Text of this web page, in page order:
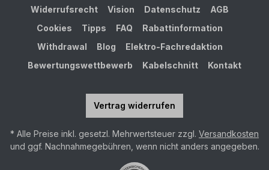
Widerrufsrecht
Vision Datenschutz
AGB
Cookies
Tipps FAQ
Rabattinformation
Withdrawal
Blog
Elektro-Fachredaktion
Bewertungswettbewerb
Kabelschnitt Kontakt
Vertrag widerrufen
* Alle Preise inkl. gesetzl. Mehrwertsteuer zzgl. Versandkosten
und ggf. Nachnahmegebühren, wenn nicht anders angegeben.